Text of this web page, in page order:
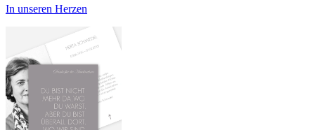
In unseren Herzen